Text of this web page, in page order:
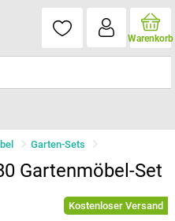
Warenkorb
Garten-Sets
Gartenmöbel-Set
Kostenloser Versand